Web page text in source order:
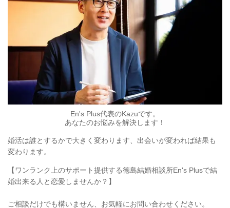
En's Plus代表のKazuです。
あなたのお悩みを解決します！​
婚活は誰とするかで大きく変わります、出会いが変われば結果も
変わります。
【ワンランク上のサポート提供する徳島結婚相談所En's Plusで結
婚出来る人と恋愛しませんか？】
ご相談だけでも構いません、お気軽にお問い合わせください。